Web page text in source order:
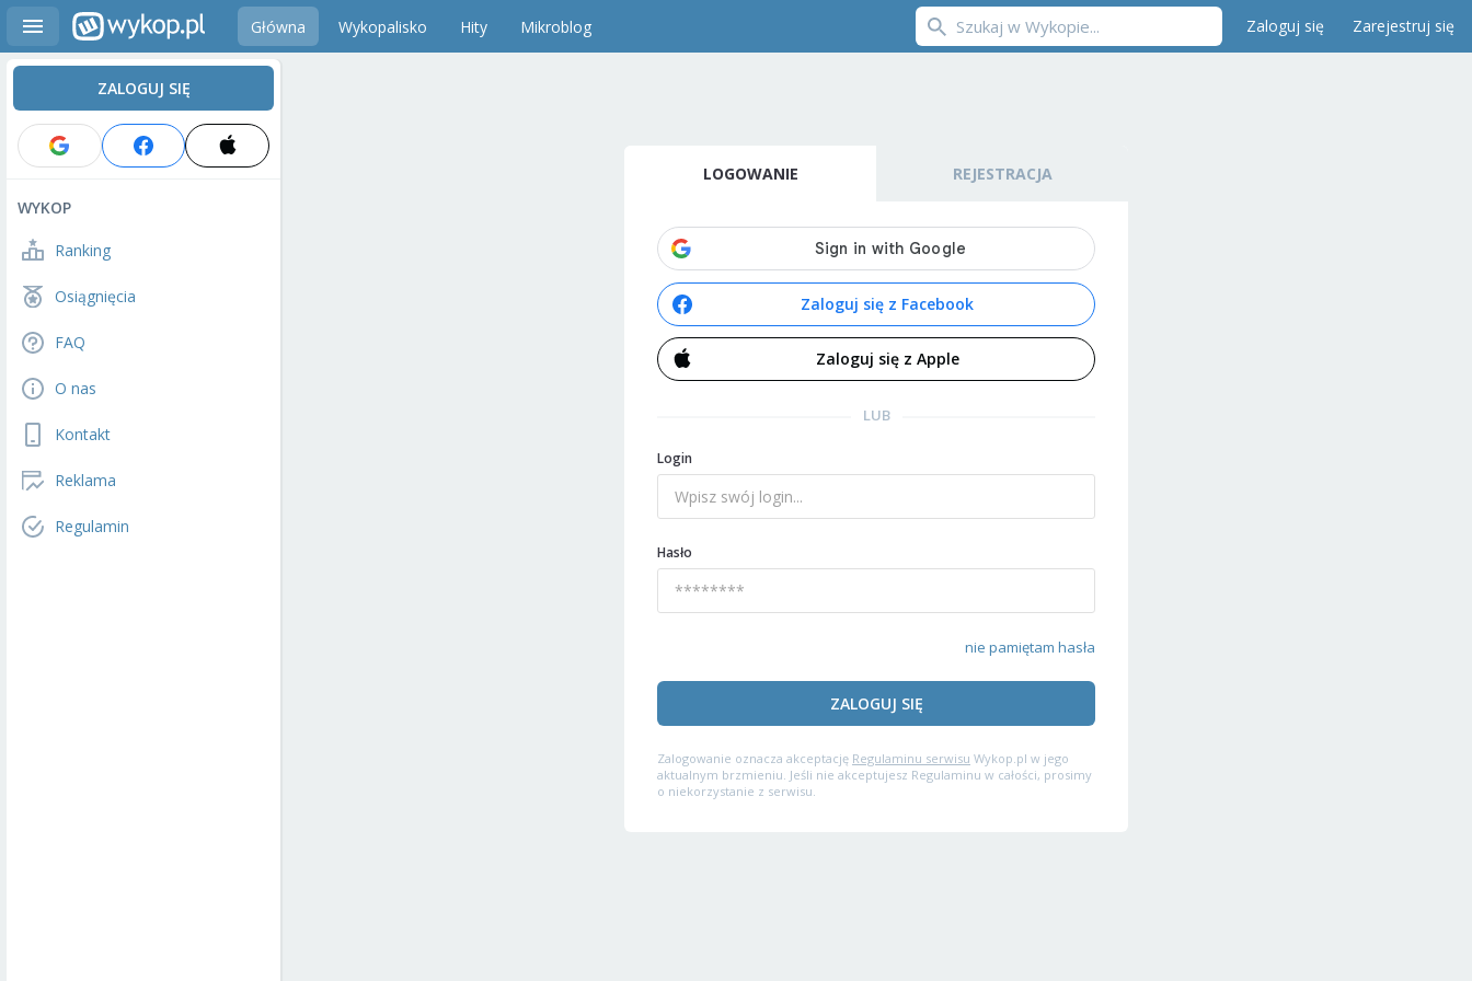
Główna Wykopalisko Hity Mikroblog Zaloguj się Zarejestruj się
ZALOGUJ SIĘ
WYKOP
Ranking
Osiągnięcia
FAQ
O nas
Kontakt
Reklama
Regulamin
LOGOWANIE REJESTRACJA
Zaloguj się z Facebook
Zaloguj się z Apple
LUB
Login
Hasło
nie pamiętam hasła
ZALOGUJ SIĘ
Zalogowanie oznacza akceptację Regulaminu serwisu Wykop.pl w jego
aktualnym brzmieniu. Jeśli nie akceptujesz Regulaminu w całości, prosimy
o niekorzystanie z serwisu.